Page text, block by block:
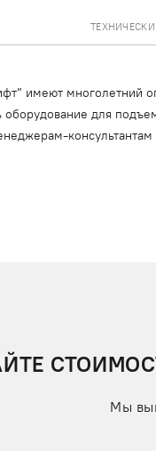
имеют многолетний
для
Мы